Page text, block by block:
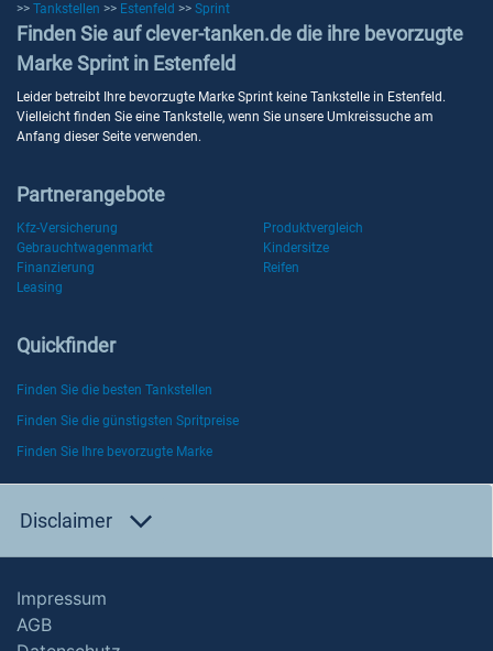
>> Tankstellen >> Estenfeld >> Sprint
Finden Sie auf clever-tanken.de die ihre bevorzugte
Marke Sprint in Estenfeld
Leider betreibt Ihre bevorzugte Marke Sprint keine Tankstelle in Estenfeld.
Vielleicht finden Sie eine Tankstelle, wenn Sie unsere Umkreissuche am
Anfang dieser Seite verwenden.
Partnerangebote
Kfz-Versicherung
Produktvergleich
Gebrauchtwagenmarkt
Kindersitze
Finanzierung
Reifen
Leasing
Quickfinder
Finden Sie die besten Tankstellen
Finden Sie die günstigsten Spritpreise
Finden Sie Ihre bevorzugte Marke
Disclaimer
Impressum
AGB